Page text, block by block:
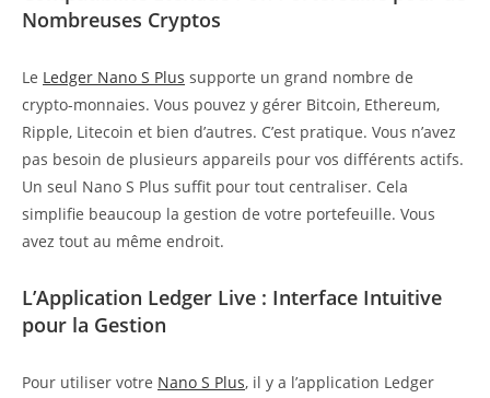
Nombreuses Cryptos
Le Ledger Nano S Plus supporte un grand nombre de
crypto-monnaies. Vous pouvez y gérer Bitcoin, Ethereum,
Ripple, Litecoin et bien d’autres. C’est pratique. Vous n’avez
pas besoin de plusieurs appareils pour vos différents actifs.
Un seul Nano S Plus suffit pour tout centraliser. Cela
simplifie beaucoup la gestion de votre portefeuille. Vous
avez tout au même endroit.
L’Application Ledger Live : Interface Intuitive
pour la Gestion
Pour utiliser votre Nano S Plus, il y a l’application Ledger